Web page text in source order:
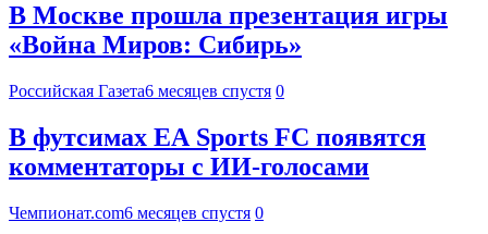
В Москве прошла презентация игры
«Война Миров: Сибирь»
Российская Газета6 месяцев спустя 0
В футсимах EA Sports FC появятся
комментаторы с ИИ-голосами
Чемпионат.com6 месяцев спустя 0